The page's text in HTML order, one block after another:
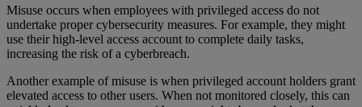
Misuse occurs when employees with privileged access do not
undertake proper cybersecurity measures. For example, they might
use their high-level access account to complete daily tasks,
increasing the risk of a cyberbreach.
Another example of misuse is when privileged account holders grant
elevated access to other users. When not monitored closely, this can